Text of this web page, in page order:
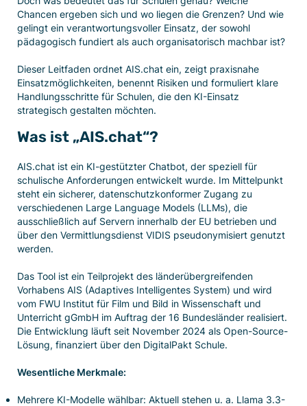
Chancen ergeben sich und wo liegen die Grenzen? Und wie
gelingt ein verantwortungsvoller Einsatz, der sowohl
pädagogisch fundiert als auch organisatorisch machbar ist?
Dieser Leitfaden ordnet AIS.chat ein, zeigt praxisnahe
Einsatzmöglichkeiten, benennt Risiken und formuliert klare
Handlungsschritte für Schulen, die den KI-Einsatz
strategisch gestalten möchten.
Was ist „AIS.chat“?
AIS.chat ist ein KI-gestützter Chatbot, der speziell für
schulische Anforderungen entwickelt wurde. Im Mittelpunkt
steht ein sicherer, datenschutzkonformer Zugang zu
verschiedenen Large Language Models (LLMs), die
ausschließlich auf Servern innerhalb der EU betrieben und
über den Vermittlungsdienst VIDIS pseudonymisiert genutzt
werden.
Das Tool ist ein Teilprojekt des länderübergreifenden
Vorhabens AIS (Adaptives Intelligentes System) und wird
vom FWU Institut für Film und Bild in Wissenschaft und
Unterricht gGmbH im Auftrag der 16 Bundesländer realisiert.
Die Entwicklung läuft seit November 2024 als Open-Source-
Lösung, finanziert über den DigitalPakt Schule.
Wesentliche Merkmale:
Mehrere KI-Modelle wählbar: Aktuell stehen u. a. Llama 3.3-